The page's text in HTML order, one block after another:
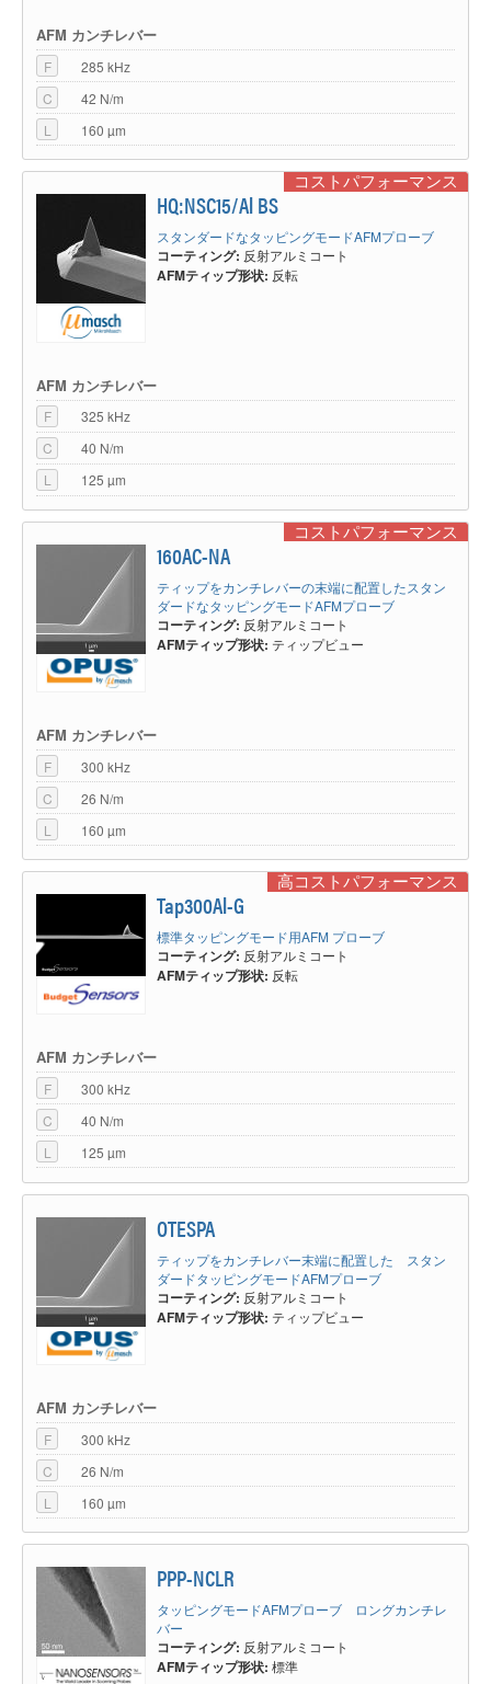
AFM カンチレバー
F
285 kHz
C
42 N/m
L
160 µm
コストパフォーマンス
HQ:NSC15/Al BS
スタンダードなタッピングモードAFMプローブ
コーティング: 反射アルミコート
AFMティップ形状: 反転
AFM カンチレバー
F
325 kHz
C
40 N/m
L
125 µm
コストパフォーマンス
160AC-NA
ティップをカンチレバーの末端に配置したスタン
ダードなタッピングモードAFMプローブ
コーティング: 反射アルミコート
AFMティップ形状: ティップビュー
AFM カンチレバー
F
300 kHz
C
26 N/m
L
160 µm
高コストパフォーマンス
Tap300Al-G
標準タッピングモード用AFM プローブ
コーティング: 反射アルミコート
AFMティップ形状: 反転
AFM カンチレバー
F
300 kHz
C
40 N/m
L
125 µm
OTESPA
ティップをカンチレバー末端に配置した スタン
ダードタッピングモードAFMプローブ
コーティング: 反射アルミコート
AFMティップ形状: ティップビュー
AFM カンチレバー
F
300 kHz
C
26 N/m
L
160 µm
PPP-NCLR
タッピングモードAFMプローブ ロングカンチレ
バー
コーティング: 反射アルミコート
AFMティップ形状: 標準